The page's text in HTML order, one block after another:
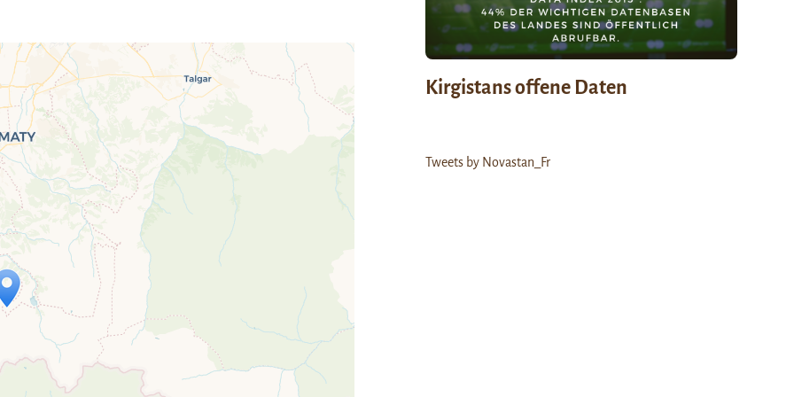
wird geladen …
Seite vollständig geladen wurde,
Dateien.
Kirgistans offene Daten
Tweets by Novastan_Fr